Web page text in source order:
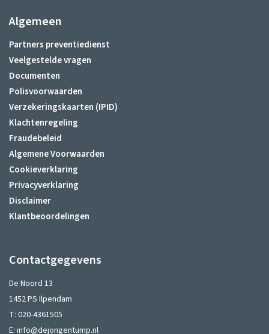
Algemeen
Partners preventiedienst
Veelgestelde vragen
Documenten
Polisvoorwaarden
Verzekeringskaarten (IPID)
Klachtenregeling
Fraudebeleid
Algemene Voorwaarden
Cookieverklaring
Privacyverklaring
Disclaimer
Klantbeoordelingen
Contactgegevens
De Noord 13
1452 PS Ilpendam
T: 020-4361505
E: info@dejongentump.nl